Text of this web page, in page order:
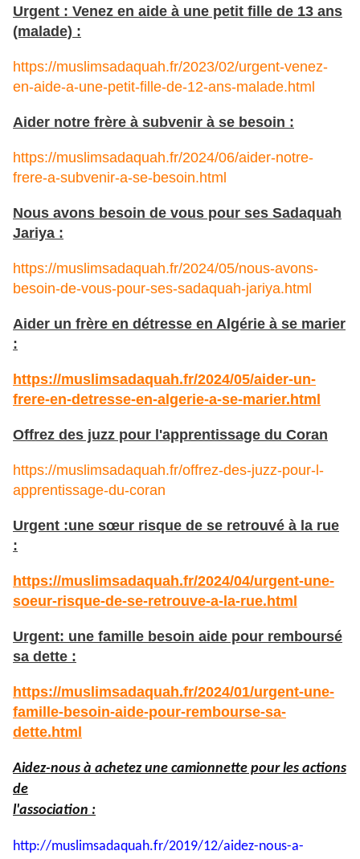
Urgent : Venez en aide à une petit fille de 13 ans
(malade) :
https://muslimsadaquah.fr/2023/02/urgent-venez-
en-aide-a-une-petit-fille-de-12-ans-malade.html
Aider notre frère à subvenir à se besoin :
https://muslimsadaquah.fr/2024/06/aider-notre-
frere-a-subvenir-a-se-besoin.html
Nous avons besoin de vous pour ses Sadaquah
Jariya :
https://muslimsadaquah.fr/2024/05/nous-avons-
besoin-de-vous-pour-ses-sadaquah-jariya.html
Aider un frère en détresse en Algérie à se marier
:
https://muslimsadaquah.fr/2024/05/aider-un-
frere-en-detresse-en-algerie-a-se-marier.html
Offrez des juzz pour l'apprentissage du Coran
https://muslimsadaquah.fr/offrez-des-juzz-pour-l-
apprentissage-du-coran
Urgent :une sœur risque de se retrouvé à la rue
:
https://muslimsadaquah.fr/2024/04/urgent-une-
soeur-risque-de-se-retrouve-a-la-rue.html
Urgent: une famille besoin aide pour remboursé
sa dette :
https://muslimsadaquah.fr/2024/01/urgent-une-
famille-besoin-aide-pour-rembourse-sa-
dette.html
Aidez-nous à achetez une camionnette pour les actions
de
l'association :
http://muslimsadaquah.fr/2019/12/aidez-nous-a-